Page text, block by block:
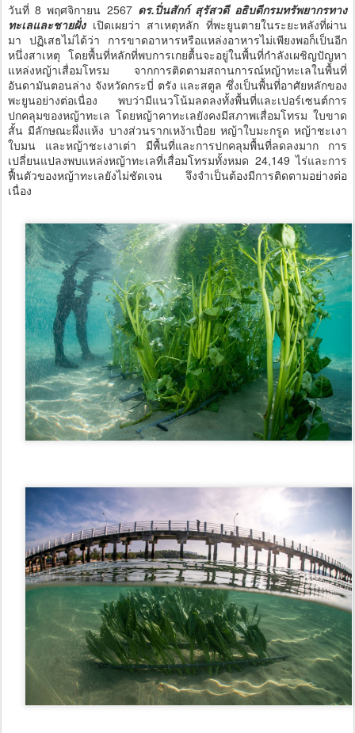
วันที่ 8 พฤศจิกายน 2567 ดร.ปิ่นสักก์ สุรัสวดี อธิบดีกรมทรัพยากรทาง
ทะเลและชายฝั่งเปิดเผยว่า สาเหตุหลัก ที่พะยูนตายในระยะหลังที่ผ่าน
มา ปฏิเสธไม่ได้ว่า การขาดอาหารหรือแหล่งอาหารไม่เพียงพอก็เป็นอีก
หนึ่งสาเหตุ โดยพื้นที่หลักที่พบการเกยตื้นจะอยู่ในพื้นที่กำลังเผชิญปัญหา
แหล่งหญ้าเสื่อมโทรม จากการติดตามสถานการณ์หญ้าทะเลในพื้นที่
อันดามันตอนล่าง จังหวัดกระบี่ ตรัง และสตูล ซึ่งเป็นพื้นที่อาศัยหลักของ
พะยูนอย่างต่อเนื่อง พบว่ามีแนวโน้มลดลงทั้งพื้นที่และเปอร์เซนต์การ
ปกคลุมของหญ้าทะเล โดยหญ้าคาทะเลยังคงมีสภาพเสื่อมโทรม ใบขาด
สั้น มีลักษณะผึ่งแห้ง บางส่วนรากเหง้าเปื่อย หญ้าใบมะกรูด หญ้าชะเงา
ใบมน และหญ้าชะเงาเต่า มีพื้นที่และการปกคลุมพื้นที่ลดลงมาก การ
เปลี่ยนแปลงพบแหล่งหญ้าทะเลที่เสื่อมโทรมทั้งหมด 24,149 ไร่และการ
ฟื้นตัวของหญ้าทะเลยังไม่ชัดเจน จึงจำเป็นต้องมีการติดตามอย่างต่อ
เนื่อง